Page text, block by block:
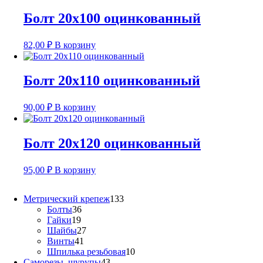
Болт 20х100 оцинкованный
82,00 ₽ В корзину
Болт 20х110 оцинкованный
90,00 ₽ В корзину
Болт 20х120 оцинкованный
95,00 ₽ В корзину
Метрический крепеж133133
Болты3636
Гайки1919
товаров
Шайбы2727
Винты41
товар
Шпилька резьбовая1010